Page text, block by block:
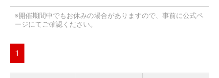
※開催期間中でもお休みの場合がありますので、事前に公式ペ
ージにてご確認ください。
1